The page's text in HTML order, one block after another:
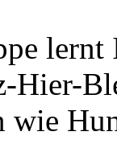
lernt
Hier-
wie